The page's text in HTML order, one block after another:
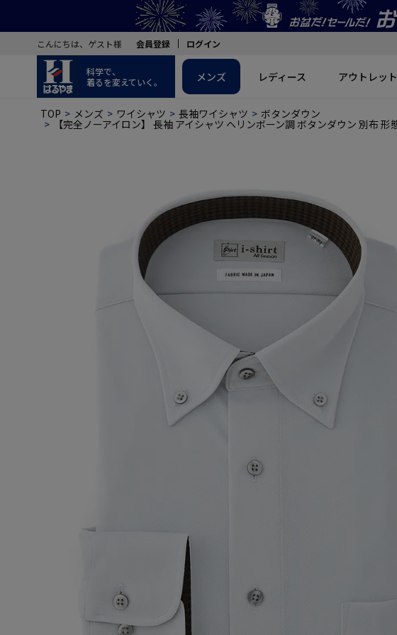
こんにちは、ゲスト様 会員登録 ログイン
科学で、
着るを変えていく。
メンズ レディース アウトレット
TOP メンズ ワイシャツ 長袖ワイシャツ ボタンダウン
【完全ノーアイロン】 長袖 アイシャツ ヘリンボーン調 ボタンダウン 別布